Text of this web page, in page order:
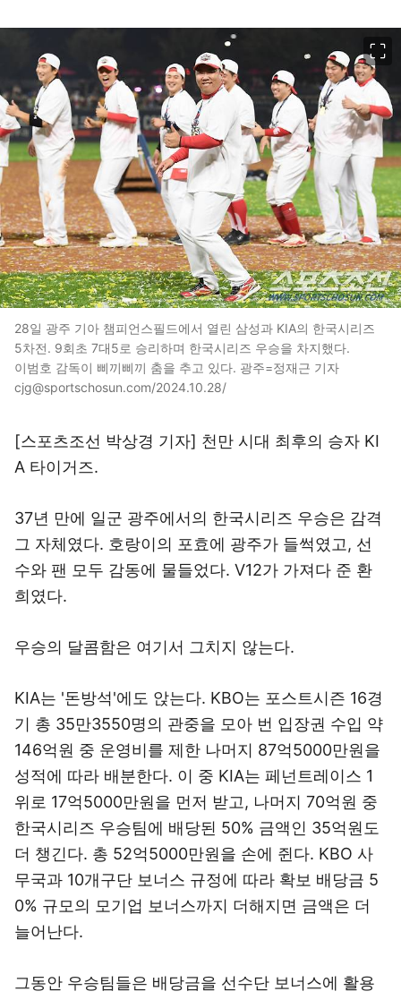
28일 광주 기아 챔피언스필드에서 열린 삼성과 KIA의 한국시리즈
5차전. 9회초 7대5로 승리하며 한국시리즈 우승을 차지했다.
이범호 감독이 삐끼삐끼 춤을 추고 있다. 광주=정재근 기자
cjg@sportschosun.com/2024.10.28/
[스포츠조선 박상경 기자] 천만 시대 최후의 승자 KI
A 타이거즈.
37년 만에 일군 광주에서의 한국시리즈 우승은 감격
그 자체였다. 호랑이의 포효에 광주가 들썩였고, 선
수와 팬 모두 감동에 물들었다. V12가 가져다 준 환
희였다.
우승의 달콤함은 여기서 그치지 않는다.
KIA는 '돈방석'에도 앉는다. KBO는 포스트시즌 16경
기 총 35만3550명의 관중을 모아 번 입장권 수입 약
146억원 중 운영비를 제한 나머지 87억5000만원을
성적에 따라 배분한다. 이 중 KIA는 페넌트레이스 1
위로 17억5000만원을 먼저 받고, 나머지 70억원 중
한국시리즈 우승팀에 배당된 50% 금액인 35억원도
더 챙긴다. 총 52억5000만원을 손에 쥔다. KBO 사
무국과 10개구단 보너스 규정에 따라 확보 배당금 5
0% 규모의 모기업 보너스까지 더해지면 금액은 더
늘어난다.
그동안 우승팀들은 배당금을 선수단 보너스에 활용